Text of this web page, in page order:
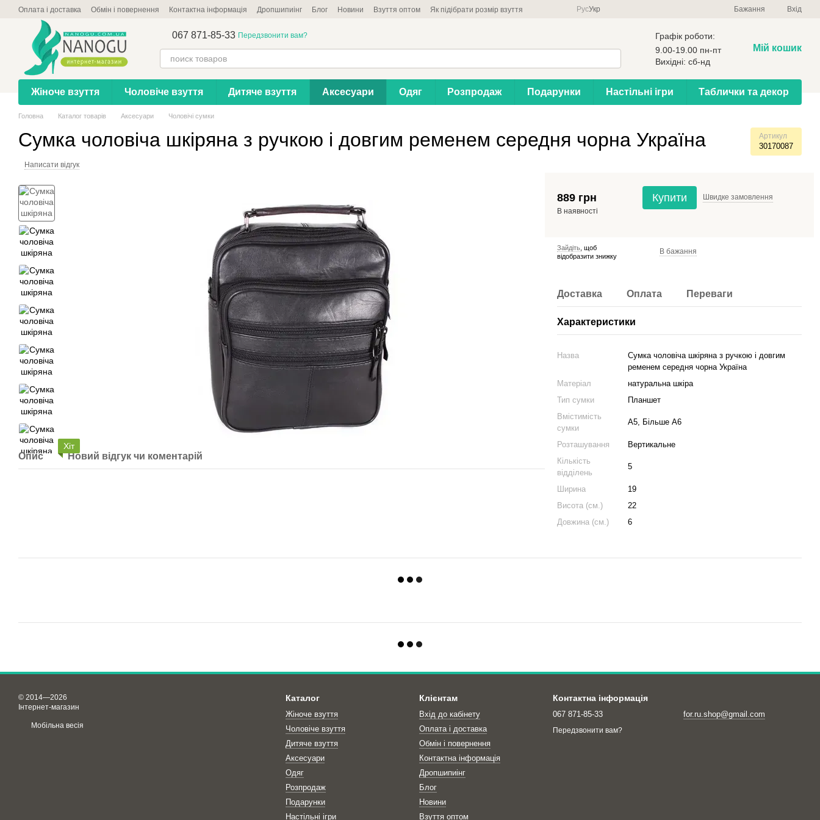
Перейти до основного контенту
Оплата і доставка Обмін і повернення Контактна інформація Дропшипиінг Блог Новини Взуття оптом Як підібрати розмір взуття РусУкр Бажання Вхід
067 871-85-33 Передзвонити вам?
Графік роботи:
9.00-19.00 пн-пт
Вихідні: сб-нд
Мій кошик
Жіноче взуття Чоловіче взуття Дитяче взуття Аксесуари Одяг Розпродаж Подарунки Настільні ігри Таблички та декор
Головна Каталог товарів Аксесуари Чоловічі сумки
Сумка чоловіча шкіряна з ручкою і довгим ременем середня чорна Україна
Написати відгук
Артикул
30170087
Хіт
Опис Новий відгук чи коментарій
889 грн
В наявності
Купити Швидкезамовлення
Зайдіть , щоб
відобразити знижку
В бажання
Доставка Оплата Переваги
Характеристики
Назва
Сумка чоловіча шкіряна з ручкою і довгим
ременем середня чорна Україна
Матеріал
натуральна шкіра
Тип сумки
Планшет
Вмістимість
сумки
А5, Більше А6
Розташування
Вертикальне
Кількість
відділень
5
Ширина
19
Висота (см.)
22
Довжина (см.)
6
© 2014—2026
Інтернет-магазин
Мобільна весія
Каталог
Жіноче взуття
Чоловіче взуття
Дитяче взуття
Аксесуари
Одяг
Розпродаж
Подарунки
Настільні ігри
Клієнтам
Вхід до кабінету
Оплата і доставка
Обмін і повернення
Контактна інформація
Дропшипиінг
Блог
Новини
Взуття оптом
Контактна інформація
067 871-85-33
Передзвонити вам?
for.ru.shop@gmail.com